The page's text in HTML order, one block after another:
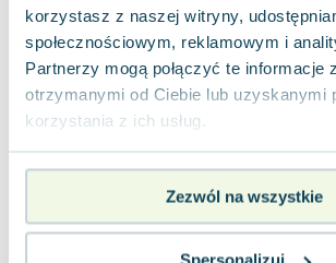
korzystasz z naszej witryny,
społecznościowym, reklamowym i
Partnerzy mogą połączyć te informacje
otrzymanymi od Ciebie lub uzyskanymi
korzystania z ich usług.
Zezwól na wszystkie